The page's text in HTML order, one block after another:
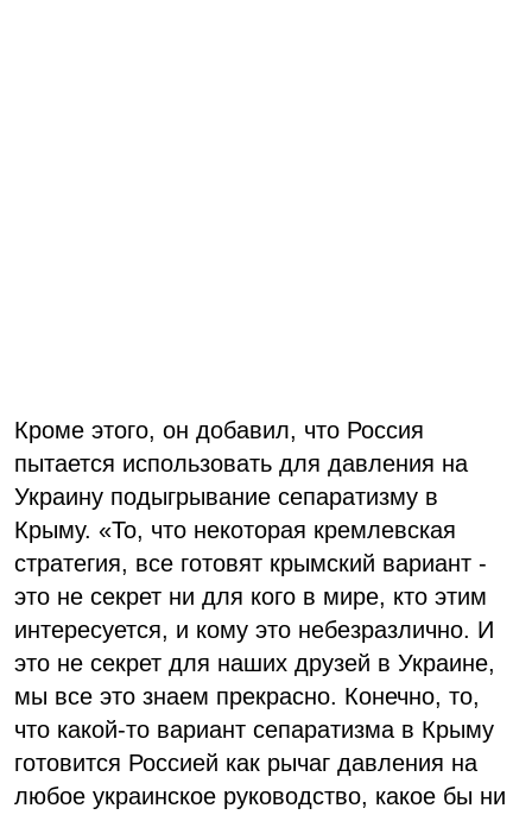
Кроме этого, он добавил, что Россия
пытается использовать для давления на
Украину подыгрывание сепаратизму в
Крыму. «То, что некоторая кремлевская
стратегия, все готовят крымский вариант -
это не секрет ни для кого в мире, кто этим
интересуется, и кому это небезразлично. И
это не секрет для наших друзей в Украине,
мы все это знаем прекрасно. Конечно, то,
что какой-то вариант сепаратизма в Крыму
готовится Россией как рычаг давления на
любое украинское руководство, какое бы ни